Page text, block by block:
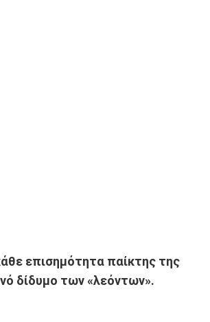
επισημότητα παίκτης της
δίδυμο των «λεόντων».